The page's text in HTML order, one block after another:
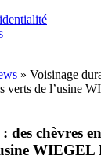
» Voisinage
verts de l’usine
des chèvres
WIEGEL